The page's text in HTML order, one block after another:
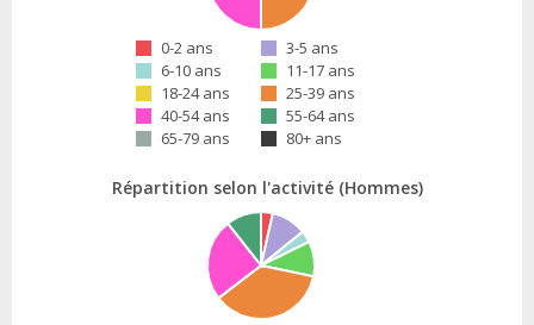
0-2 ans
3-5 ans
6-10 ans
11-17 ans
18-24 ans
25-39 ans
40-54 ans
55-64 ans
65-79 ans
80+ ans
Répartition selon l'activité (Hommes)